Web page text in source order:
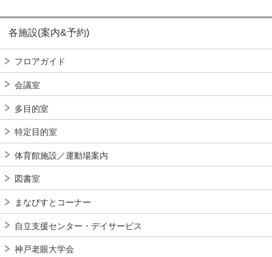
各施設(案内&予約)
フロアガイド
会議室
多目的室
特定目的室
体育館施設／運動場案内
図書室
まなびすとコーナー
自立支援センター・デイサービス
神戸老眼大学会